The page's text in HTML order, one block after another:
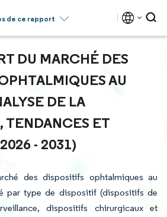
de ce rapport
DU MARCHÉ DES
AU
DE LA
TENDANCES ET
- 2031)
des dispositifs ophtalmiques au
par type de dispositif (dispositifs de
dispositifs chirurgicaux et